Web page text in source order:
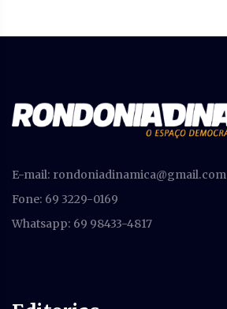
E-mail: rondoniadinamica@gmail.com
Fone: 69 3229-0169
Whatsapp: 69 98433-4817